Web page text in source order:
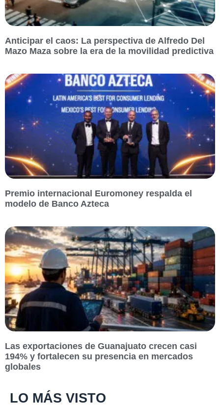
Anticipar el caos: La perspectiva de Alfredo Del
Mazo Maza sobre la era de la movilidad predictiva
Premio internacional Euromoney respalda el
modelo de Banco Azteca
Las exportaciones de Guanajuato crecen casi
194% y fortalecen su presencia en mercados
globales
LO MÁS VISTO